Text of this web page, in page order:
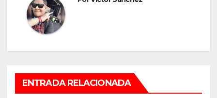
ENTRADA RELACIONADA